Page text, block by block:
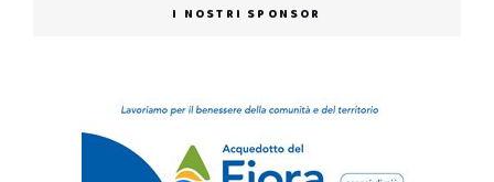
I NOSTRI SPONSOR